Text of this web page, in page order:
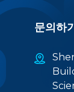
문의하기